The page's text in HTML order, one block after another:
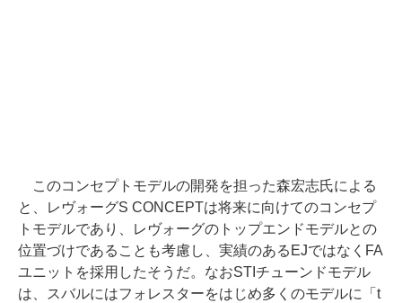
このコンセプトモデルの開発を担った森宏志氏による
と、レヴォーグS CONCEPTは将来に向けてのコンセプ
トモデルであり、レヴォーグのトップエンドモデルとの
位置づけであることも考慮し、実績のあるEJではなくFA
ユニットを採用したそうだ。なおSTIチューンドモデル
は、スバルにはフォレスターをはじめ多くのモデルに「t